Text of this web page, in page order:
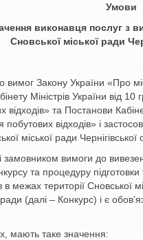
Умови
виконавця послуг з
Сновської міської ради
вимог Закону України «Про
Міністрів України
та Постанови
відходів» і
міської ради
вимоги до
та процедуру
межах території Сновської
(далі – Конкурс) і є
мають таке значення: